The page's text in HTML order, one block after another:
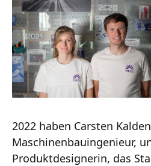
2022 haben Carsten
Maschinenbauingenieur,
Produktdesignerin, das